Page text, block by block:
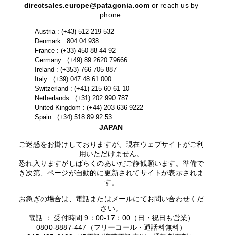
directsales.europe@patagonia.com or reach us by
phone.
Austria : (+43) 512 219 532
Denmark : 804 04 938
France : (+33) 450 88 44 92
Germany : (+49) 89 2620 79666
Ireland : (+353) 766 705 887
Italy : (+39) 047 48 61 000
Switzerland : (+41) 215 60 61 10
Netherlands : (+31) 202 990 787
United Kingdom : (+44) 203 636 9222
Spain : (+34) 518 89 92 53
JAPAN
ご迷惑をお掛けしておりますが、現在ウェブサイトがご利
用いただけません。
恐れ入りますがしばらくのあいだご静観願います。準備で
き次第、ページが自動的に更新されてサイトが表示されま
す。
お急ぎの場合は、電話またはメールにてお問い合わせくだ
さい。
電話 ： 受付時間 9：00-17：00（日・祝日も営業）
0800-8887-447（フリーコール・通話料無料）